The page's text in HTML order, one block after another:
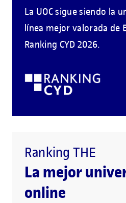
La UOC sigue siendo la
línea mejor valorada de
Ranking CYD 2026.
Ranking THE
La mejor
online